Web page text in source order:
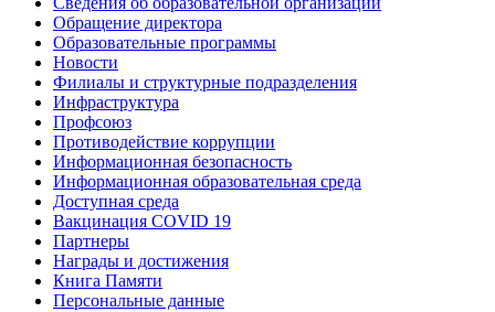
Обращение директора
Образовательные программы
Новости
Филиалы и структурные подразделения
Инфраструктура
Профсоюз
Противодействие коррупции
Информационная безопасность
Информационная образовательная среда
Доступная среда
Вакцинация COVID 19
Партнеры
Награды и достижения
Книга Памяти
Персональные данные